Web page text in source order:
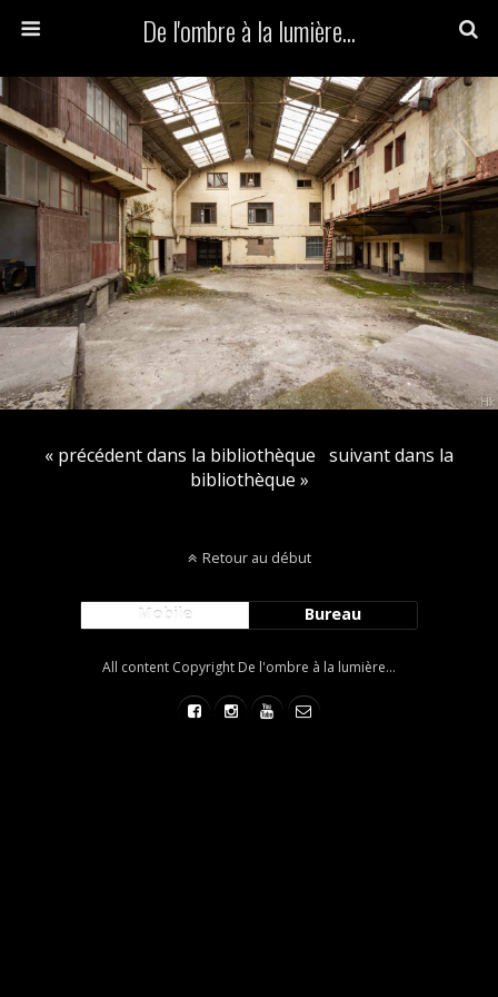
De l'ombre à la lumière...
« précédent dans la bibliothèque suivant dans la
bibliothèque »
Retour au début
Mobile Bureau
All content Copyright De l'ombre à la lumière...